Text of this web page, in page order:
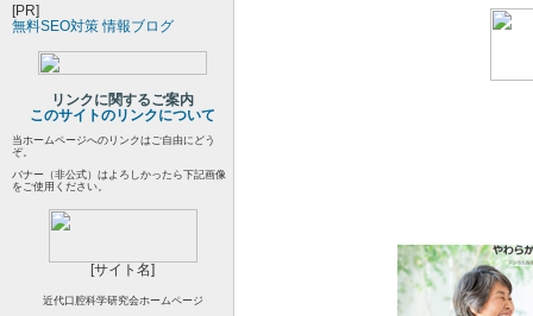
[PR]
無料SEO対策 情報ブログ
リンクに関するご案内
このサイトのリンクについて
当ホームページへのリンクはご自由にどう
ぞ。
バナー（非公式）はよろしかったら下記画像
をご使用ください。
[サイト名]
近代口腔科学研究会ホームページ